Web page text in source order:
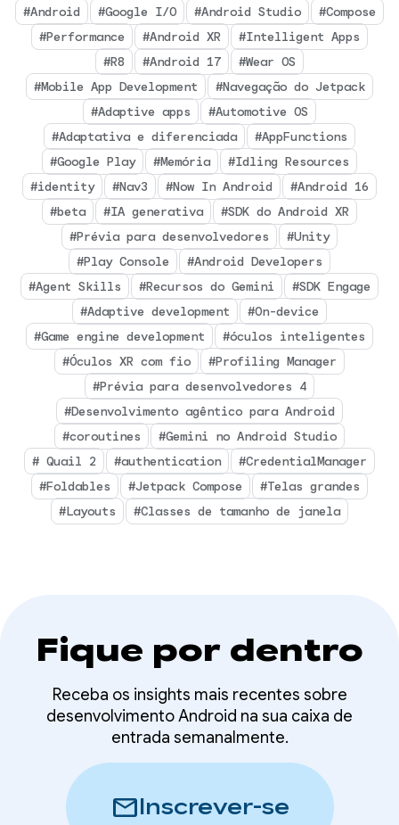
#Android #Google I/O #Android Studio
#Compose
#Performance
#Android XR
#Intelligent Apps
#R8
#Android 17
#Wear OS
#Mobile App Development
#Navegação do Jetpack
#Adaptive apps
#Automotive OS
#Adaptativa e diferenciada
#AppFunctions
#Google Play
#Memória
#Idling Resources
#identity
#Nav3 #Now In Android
#Android 16
#beta
#IA generativa
#SDK do Android XR
#Prévia para desenvolvedores
#Unity
#Play Console
#Android Developers
#Agent Skills
#Recursos do Gemini
#SDK Engage
#Adaptive development
#On-device
#Game engine development
#óculos inteligentes
#Óculos XR com fio
#Profiling Manager
#Prévia para desenvolvedores 4
#Desenvolvimento agêntico para Android
#coroutines
#Gemini no Android Studio
# Quail 2
#authentication
#CredentialManager
#Foldables
#Jetpack Compose
#Telas grandes
#Layouts
#Classes de tamanho de janela
Fique por dentro
Receba os insights mais recentes sobre
desenvolvimento Android na sua caixa de
entrada semanalmente.
mailInscrever-se